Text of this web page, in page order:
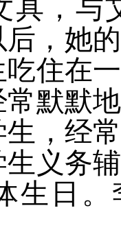
具，与
，她的
住在
默默
，经
义务
生日。